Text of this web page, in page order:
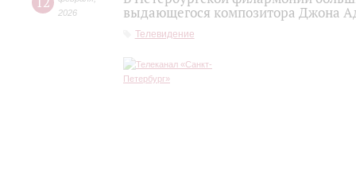
2026
выдающегося композитора Джона
Телевидение